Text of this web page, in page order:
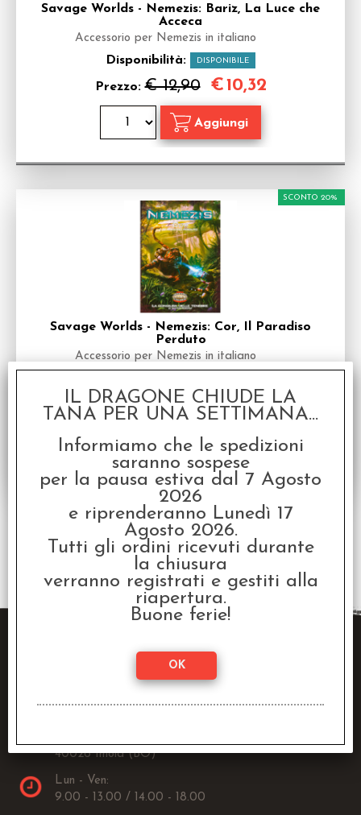
Savage Worlds - Nemezis: Bariz, La Luce che
Acceca
Accessorio per Nemezis in italiano
Disponibilità: DISPONIBILE
Prezzo:€ 12,90 €10,32
Savage Worlds - Nemezis: Cor, Il Paradiso
Perduto
Accessorio per Nemezis in italiano
Prezzo:€ 12,90
SCONTO 20%
€10,32
2 risultati trovati (50 per pagina - 1 in totale)
40026 Imola (BO)
Lun - Ven:
9.00 - 13.00 / 14.00 - 18.00
IL DRAGONE CHIUDE LA
TANA PER UNA SETTIMANA...
Informiamo che le spedizioni
saranno sospese
per la pausa estiva dal 7 Agosto
2026
e riprenderanno Lunedì 17
Agosto 2026.
Tutti gli ordini ricevuti durante
la chiusura
verranno registrati e gestiti alla
riapertura.
Buone ferie!